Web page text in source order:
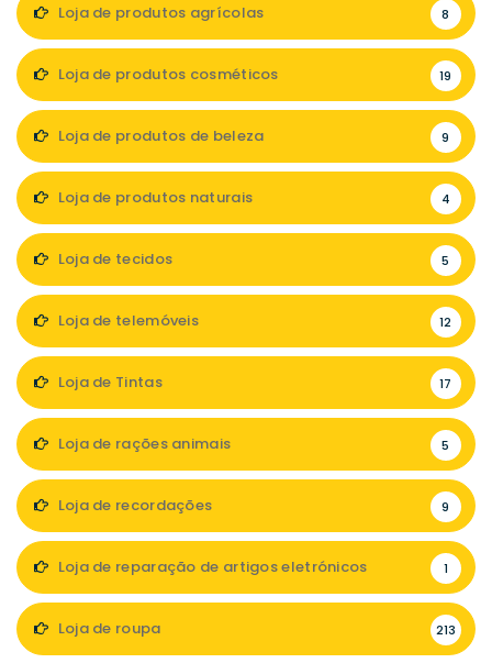
Loja de produtos agrícolas 8
Loja de produtos cosméticos 19
Loja de produtos de beleza 9
Loja de produtos naturais 4
Loja de tecidos 5
Loja de telemóveis 12
Loja de Tintas 17
Loja de rações animais 5
Loja de recordações 9
Loja de reparação de artigos eletrónicos 1
Loja de roupa 213